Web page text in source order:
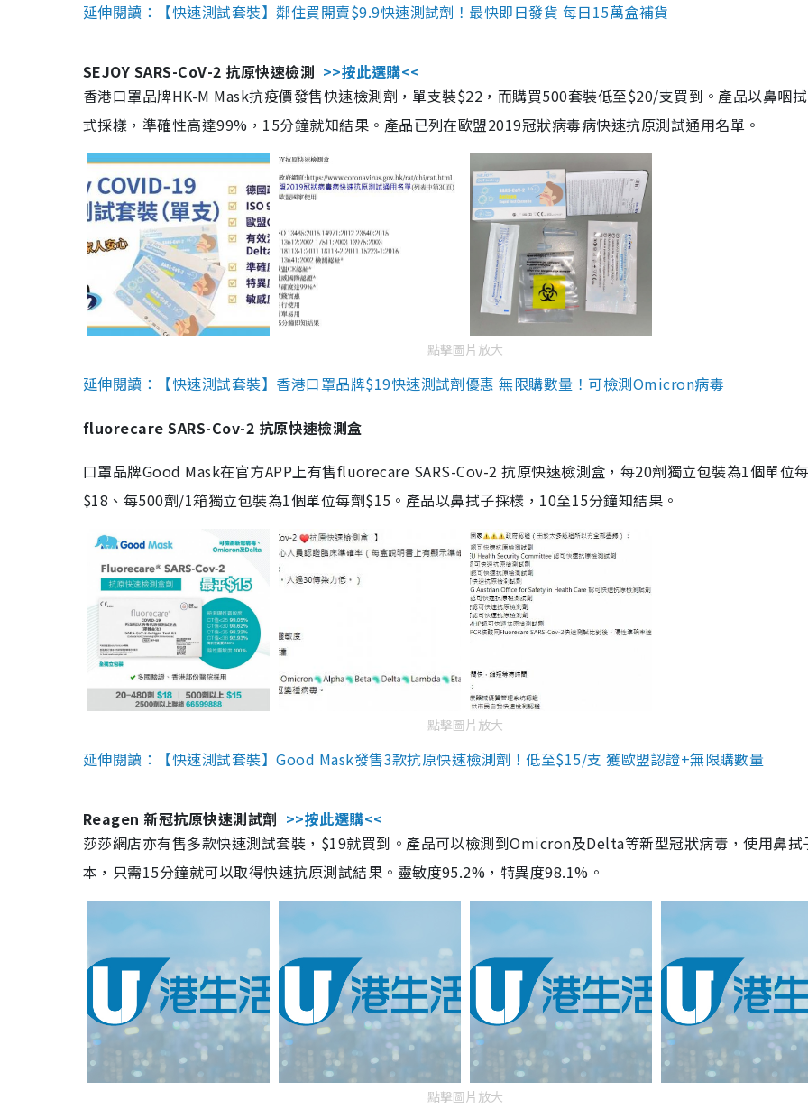
延伸閱讀：【快速測試套裝】鄰住買開賣$9.9快速測試劑！最快即日發貨 每日15萬盒補貨
SEJOY SARS-CoV-2 抗原快速檢測 >>按此選購<<
香港口罩品牌HK-M Mask抗疫價發售快速檢測劑，單支裝$22，而購買500套裝低至$20/支買到。產品以鼻咽
式採樣，準確性高達99%，15分鐘就知結果。產品已列在歐盟2019冠狀病毒病快速抗原測試通用名單。
點擊圖片放大
延伸閱讀：【快速測試套裝】香港口罩品牌$19快速測試劑優惠 無限購數量！可檢測Omicron病毒
fluorecare SARS-Cov-2 抗原快速檢測盒
口罩品牌Good Mask在官方APP上有售fluorecare SARS-Cov-2 抗原快速檢測盒，每20劑獨立包裝為1個單位
$18、每500劑/1箱獨立包裝為1個單位每劑$15。產品以鼻拭子採樣，10至15分鐘知結果。
點擊圖片放大
延伸閱讀：【快速測試套裝】Good Mask發售3款抗原快速檢測劑！低至$15/支 獲歐盟認證+無限購數量
Reagen 新冠抗原快速測試劑 >>按此選購<<
莎莎網店亦有售多款快速測試套裝，$19就買到。產品可以檢測到Omicron及Delta等新型冠狀病毒，使用鼻拭
本，只需15分鐘就可以取得快速抗原測試結果。靈敏度95.2%，特異度98.1%。
點擊圖片放大